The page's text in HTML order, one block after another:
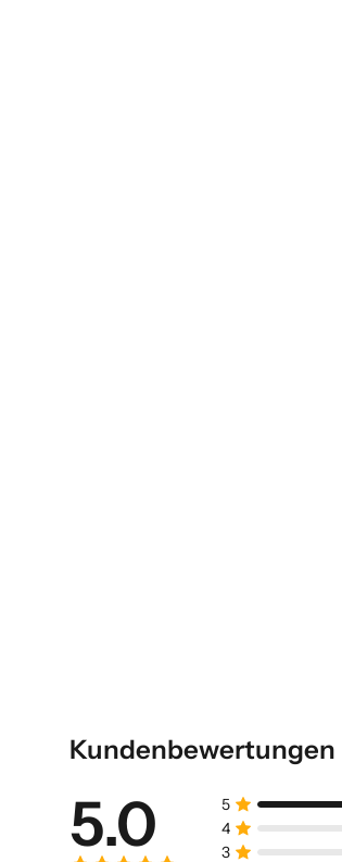
Kundenbewertungen
5.0